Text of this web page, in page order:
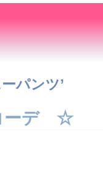
パンツ’
デ ☆